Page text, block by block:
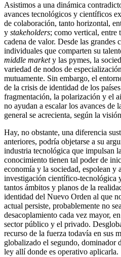
Asistimos a una dinámica
avances tecnológicos y científicos
de colaboración, tanto horizontal,
y stakeholders; como vertical, entre
cadena de valor. Desde las grandes
individuales que comparten su
middle markety las pymes, la
variedad de nodos de
mutuamente. Sin embargo, el
de la crisis de identidad de los
fragmentación, la polarización y el
no ayudan a escalar los avances de
general se acrecienta, según la
Hay, no obstante, una diferencia
anteriores, podría objetarse a su
industria tecnológica que impulsan
conocimiento tienen tal poder de
economía y la sociedad, espolean y
investigación científico-tecnológica
tantos ámbitos y planos de la
identidad del Nuevo Orden al que
actual persiste, probablemente no
desacoplamiento cada vez mayor,
sector público y el privado.
recurso de la fuerza todavía en sus
globalizado el segundo, dominador
ley allí donde es operativo aplicarla.